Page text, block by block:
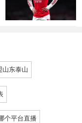
山东泰山
个平台直播